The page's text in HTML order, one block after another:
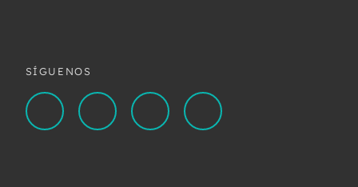
SÍGUENOS